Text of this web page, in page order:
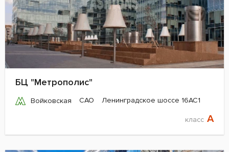
БЦ "Метрополис"
Войковская САО Ленинградское шоссе 16АС1
класс A